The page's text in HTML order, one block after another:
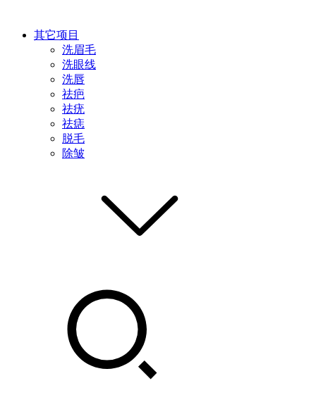
其它项目
洗眉毛
洗眼线
洗唇
祛疤
祛疣
祛痣
脱毛
除皱